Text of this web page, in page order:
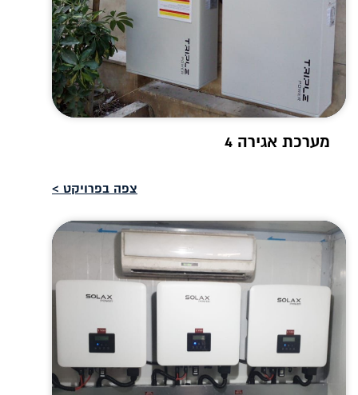
מערכת אגירה 4
צפה בפרויקט >